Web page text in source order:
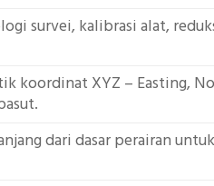
survei, kalibrasi alat,
koordinat XYZ – Easting,
dari dasar perairan